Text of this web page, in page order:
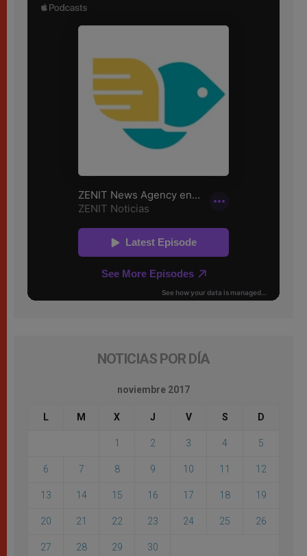
NOTICIAS POR DÍA
noviembre 2017
L M X J V S D
1 2 3 4 5
6 7 8 9 10 11 12
13 14 15 16 17 18 19
20 21 22 23 24 25 26
27 28 29 30